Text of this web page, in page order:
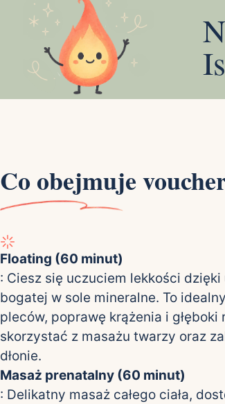
Co obejmuje
Floating (60 minut)
: Ciesz się uczuciem lekkości
bogatej w sole mineralne. To
pleców, poprawę krążenia i
skorzystać z masażu twarzy oraz
dłonie.
Masaż prenatalny (60 minut)
: Delikatny masaż całego ciała,